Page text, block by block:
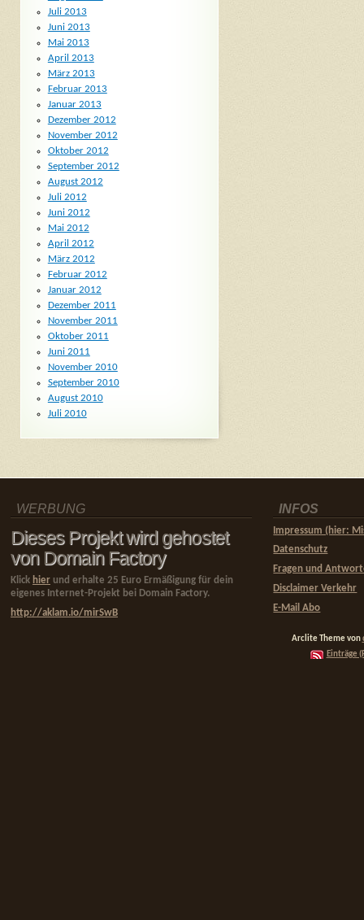
Juli 2013
Juni 2013
Mai 2013
April 2013
März 2013
Februar 2013
Januar 2013
Dezember 2012
November 2012
Oktober 2012
September 2012
August 2012
Juli 2012
Juni 2012
Mai 2012
April 2012
März 2012
Februar 2012
Januar 2012
Dezember 2011
November 2011
Oktober 2011
Juni 2011
November 2010
September 2010
August 2010
Juli 2010
WERBUNG
Dieses Projekt wird gehostet
von Domain Factory
Klick hier und erhalte 25 Euro Ermäßigung für dein
eigenes Internet-Projekt bei Domain Factory.
http://aklam.io/mirSwB
INFOS
Impressum (hier:
Datenschutz
Fragen und
Disclaimer Verkehr
E-Mail Abo
Arclite Theme von
Einträge